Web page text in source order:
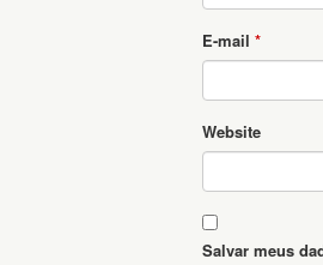
E-mail *
Website
Salvar meus